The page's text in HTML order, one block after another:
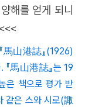
해를 얻게 되니
馬山港誌』(1926)
『馬山港誌』는 19
은 책으로 평가 받
같은 스와 시로(諏